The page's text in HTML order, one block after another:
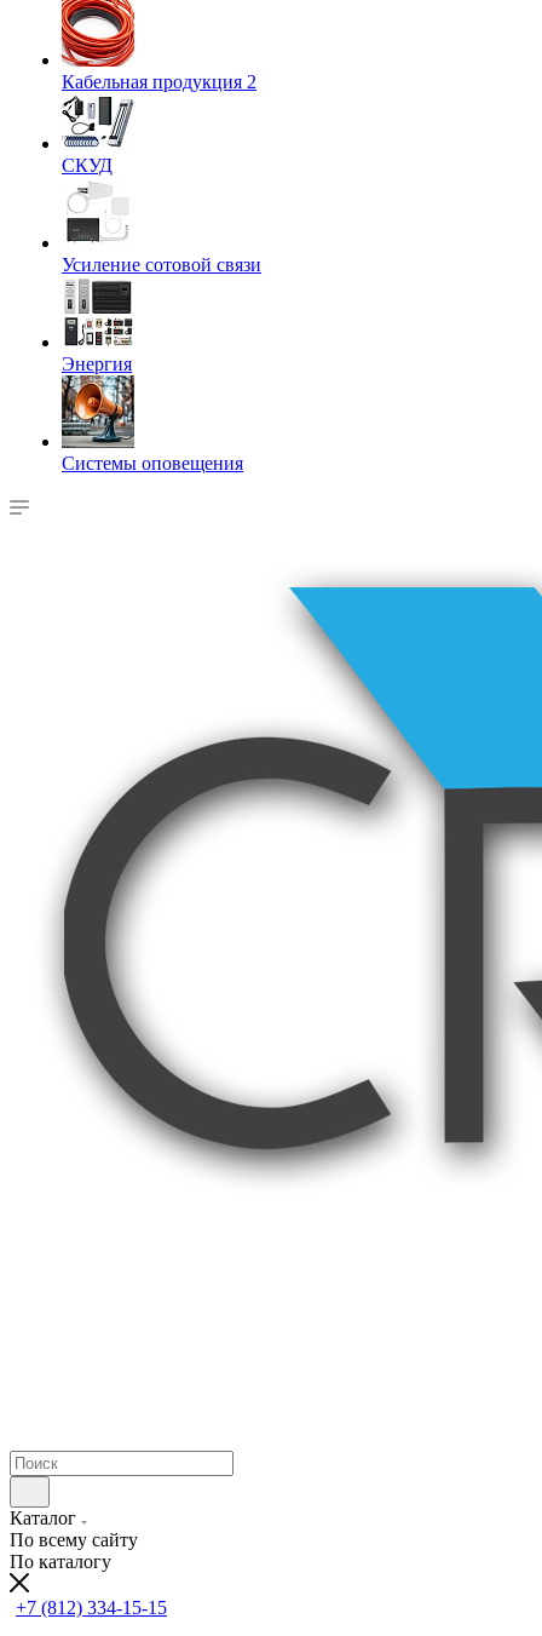
Кабельная продукция 2
СКУД
Усиление сотовой связи
Энергия
Системы оповещения
Каталог
По всему сайту
По каталогу
+7 (812) 334-15-15